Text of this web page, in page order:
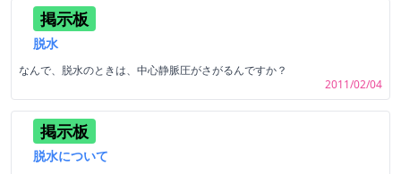
掲示板
脱水
なんで、脱水のときは、中心静脈圧がさがるんですか？
2011/02/04
掲示板
脱水について